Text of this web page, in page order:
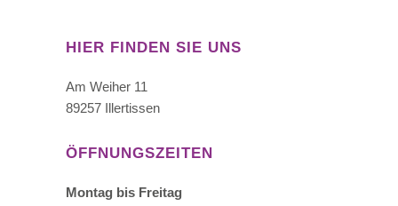
HIER FINDEN SIE UNS
Am Weiher 11
89257 Illertissen
ÖFFNUNGSZEITEN
Montag bis Freitag